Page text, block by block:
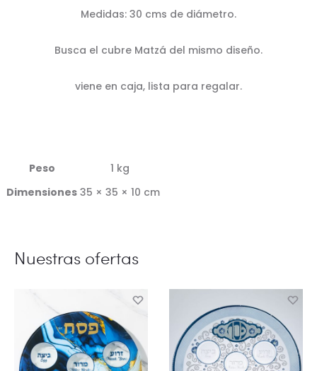
Medidas: 30 cms de diámetro.
Busca el cubre Matzá del mismo diseño.
viene en caja, lista para regalar.
Peso
1 kg
Dimensiones 35 × 35 × 10 cm
Nuestras ofertas